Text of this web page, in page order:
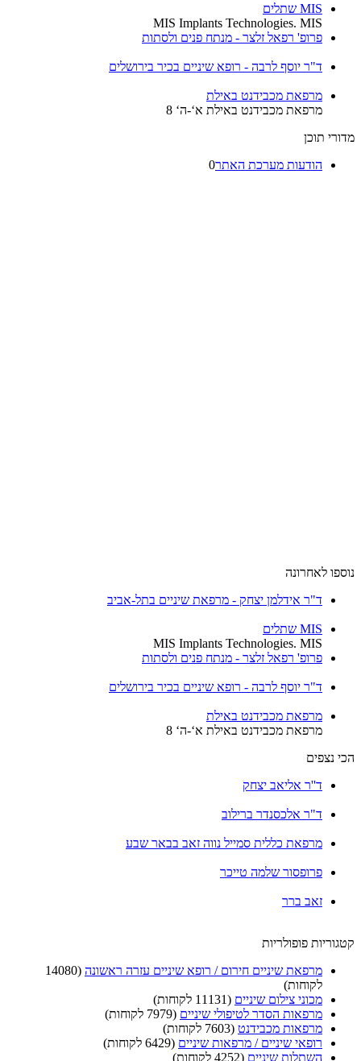
MIS שתלים
MIS Implants Technologies. MIS
פרופ' רפאל זלצר - מנתח פנים ולסתות
ד"ר יוסף לרבה - רופא שיניים בכיר בירושלים
מרפאת מכבידנט באילת
מרפאת מכבידנט באילת א‘-ה‘ 8
תוכן
הודעות מערכת האתר0
לאחרונה
ד"ר אידלמן יצחק - מרפאת שיניים בתל-אביב
MIS שתלים
MIS Implants Technologies. MIS
פרופ' רפאל זלצר - מנתח פנים ולסתות
ד"ר יוסף לרבה - רופא שיניים בכיר בירושלים
מרפאת מכבידנט באילת
מרפאת מכבידנט באילת א‘-ה‘ 8
נצפים
ד''ר אליאב יצחק
ד"ר אלכסנדר ברילוב
מרפאת כללית סמייל נווה זאב בבאר שבע
פרופסור שלמה טייכר
זאב ברר
פופולריות
מרפאת שיניים חירום / רופא שיניים עזרה ראשונה (14080
לקוחות)
מכוני צילום שיניים (11131 לקוחות)
מרפאות הסדר לטיפולי שיניים (7979 לקוחות)
מרפאות מכבידנט (7603 לקוחות)
רופאי שיניים / מרפאות שיניים (6429 לקוחות)
השתלות שיניים (4252 לקוחות)